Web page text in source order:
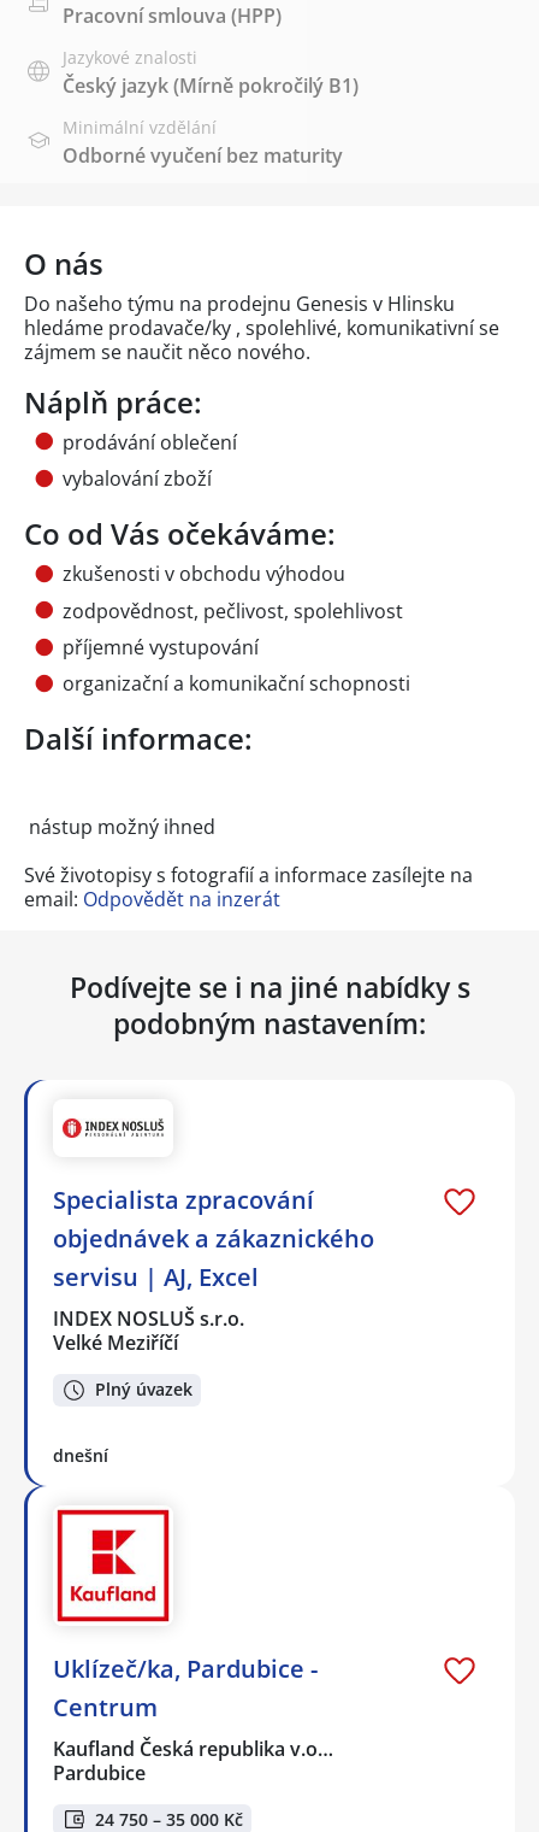
Pracovní smlouva (HPP)
Jazykové znalosti
Český jazyk(Mírně pokročilý B1)
Minimální vzdělání
Odborné vyučení bez maturity
O nás
Do našeho týmu na prodejnu Genesis v Hlinsku
hledáme prodavače/ky , spolehlivé, komunikativní se
zájmem se naučit něco nového.
Náplň práce:
prodávání oblečení
vybalování zboží
Co od Vás očekáváme:
zkušenosti v obchodu výhodou
zodpovědnost, pečlivost, spolehlivost
příjemné vystupování
organizační a komunikační schopnosti
Další informace:
nástup možný ihned
Své životopisy s fotografií a informace zasílejte na
email: Odpovědět na inzerát
Podívejte se i na jiné nabídky s
podobným nastavením:
Specialista zpracování
objednávek a zákaznického
servisu | AJ, Excel
INDEX NOSLUŠ s.r.o.
Velké Meziříčí
Plný úvazek
dnešní
Uklízeč/ka, Pardubice -
Centrum
Kaufland Česká republika v.o…
Pardubice
24 750 – 35 000 Kč